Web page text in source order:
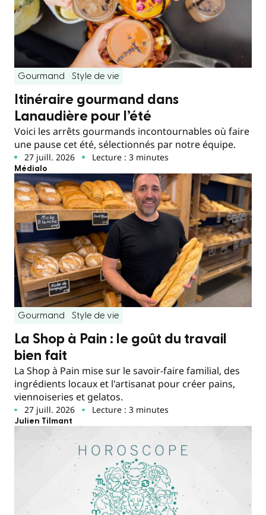
Gourmand Style de vie
Itinéraire gourmand dans
Lanaudière pour l’été
Voici les arrêts gourmands incontournables où faire
une pause cet été, sélectionnés par notre équipe.
27 juill. 2026 Lecture : 3 minutes
Médialo
Gourmand Style de vie
La Shop à Pain : le goût du travail
bien fait
La Shop à Pain mise sur le savoir-faire familial, des
ingrédients locaux et l'artisanat pour créer pains,
viennoiseries et gelatos.
27 juill. 2026 Lecture : 3 minutes
Julien Tilmant